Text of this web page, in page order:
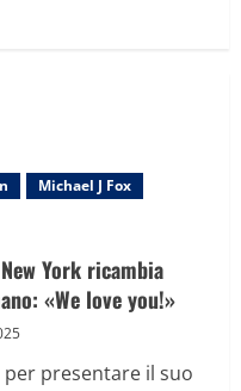
Michael J Fox
York ricambia
«We love you!»
presentare il suo